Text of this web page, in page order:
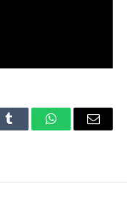
Tumblr WhatsAppEmail